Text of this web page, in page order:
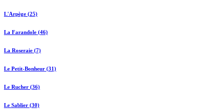
L'Arpège (25)
La Farandole (46)
La Roseraie (7)
Le Petit-Bonheur (31)
Le Rucher (36)
Le Sablier (30)